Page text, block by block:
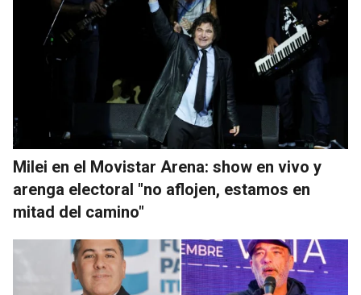
Milei en el Movistar Arena: show en vivo y
arenga electoral "no aflojen, estamos en
mitad del camino"